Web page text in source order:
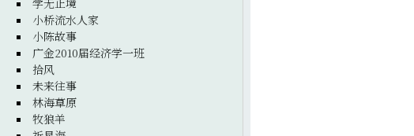
小桥流水人家
小陈故事
广金2010届经济学一班
拾风
未来往事
林海草原
牧狼羊